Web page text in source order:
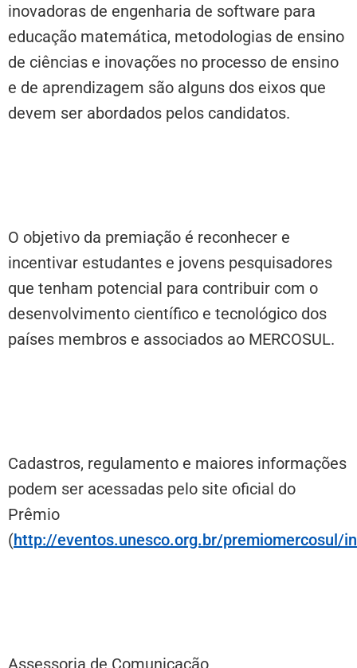
inovadoras de engenharia de software para
educação matemática, metodologias de ensino
de ciências e inovações no processo de ensino
e de aprendizagem são alguns dos eixos que
devem ser abordados pelos candidatos.
O objetivo da premiação é reconhecer e
incentivar estudantes e jovens pesquisadores
que tenham potencial para contribuir com o
desenvolvimento científico e tecnológico dos
países membros e associados ao MERCOSUL.
Cadastros, regulamento e maiores informações
podem ser acessadas pelo site oficial do
Prêmio
(http://eventos.unesco.org.br/premiomercosul/
Assessoria de Comunicação